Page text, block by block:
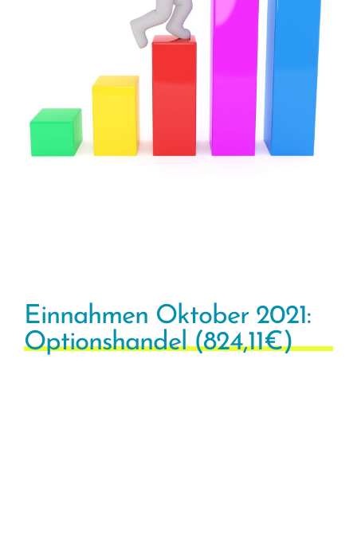
Einnahmen Oktober 2021:
Optionshandel (824,11€)